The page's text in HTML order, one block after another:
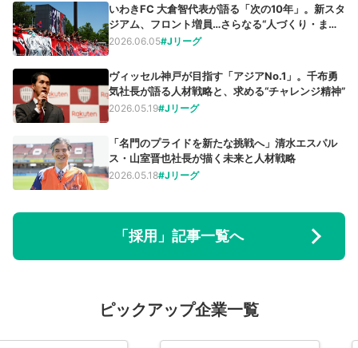
いわきFC 大倉智代表が語る「次の10年」。新スタ
ジアム、フロント増員…さらなる“人づくり・まち
づくり”へ
2026.06.05#Jリーグ
ヴィッセル神戸が目指す「アジアNo.1」。千布勇
気社長が語る人材戦略と、求める“チャレンジ精神”
2026.05.19#Jリーグ
「名門のプライドを新たな挑戦へ」清水エスパル
ス・山室晋也社長が描く未来と人材戦略
2026.05.18#Jリーグ
「採用」記事一覧へ
ピックアップ企業一覧